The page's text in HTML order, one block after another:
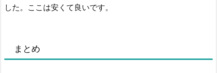
した。ここは安くて良いです。
まとめ